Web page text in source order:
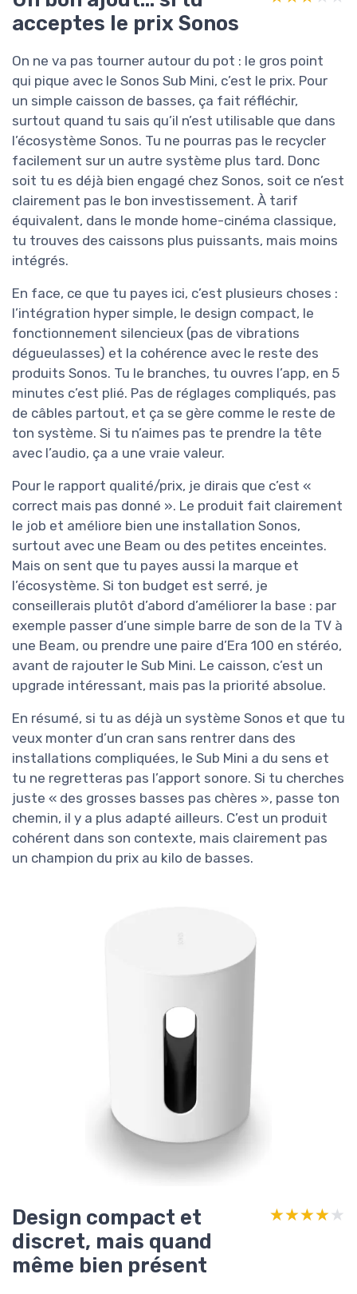
acceptes le prix Sonos
On ne va pas tourner autour du pot : le gros point
qui pique avec le Sonos Sub Mini, c’est le prix. Pour
un simple caisson de basses, ça fait réfléchir,
surtout quand tu sais qu’il n’est utilisable que dans
l’écosystème Sonos. Tu ne pourras pas le recycler
facilement sur un autre système plus tard. Donc
soit tu es déjà bien engagé chez Sonos, soit ce n’est
clairement pas le bon investissement. À tarif
équivalent, dans le monde home-cinéma classique,
tu trouves des caissons plus puissants, mais moins
intégrés.
En face, ce que tu payes ici, c’est plusieurs choses :
l’intégration hyper simple, le design compact, le
fonctionnement silencieux (pas de vibrations
dégueulasses) et la cohérence avec le reste des
produits Sonos. Tu le branches, tu ouvres l’app, en 5
minutes c’est plié. Pas de réglages compliqués, pas
de câbles partout, et ça se gère comme le reste de
ton système. Si tu n’aimes pas te prendre la tête
avec l’audio, ça a une vraie valeur.
Pour le rapport qualité/prix, je dirais que c’est «
correct mais pas donné ». Le produit fait clairement
le job et améliore bien une installation Sonos,
surtout avec une Beam ou des petites enceintes.
Mais on sent que tu payes aussi la marque et
l’écosystème. Si ton budget est serré, je
conseillerais plutôt d’abord d’améliorer la base : par
exemple passer d’une simple barre de son de la TV à
une Beam, ou prendre une paire d’Era 100 en stéréo,
avant de rajouter le Sub Mini. Le caisson, c’est un
upgrade intéressant, mais pas la priorité absolue.
En résumé, si tu as déjà un système Sonos et que tu
veux monter d’un cran sans rentrer dans des
installations compliquées, le Sub Mini a du sens et
tu ne regretteras pas l’apport sonore. Si tu cherches
juste « des grosses basses pas chères », passe ton
chemin, il y a plus adapté ailleurs. C’est un produit
cohérent dans son contexte, mais clairement pas
un champion du prix au kilo de basses.
Design compact et
discret, mais quand
même bien présent
★★★★★
★★★★★